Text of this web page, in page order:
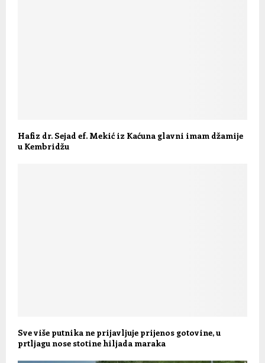
Hafiz dr. Sejad ef. Mekić iz Kaćuna glavni imam džamije
u Kembridžu
Sve više putnika ne prijavljuje prijenos gotovine, u
prtljagu nose stotine hiljada maraka